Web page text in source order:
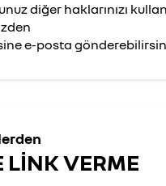
diğer haklarınızı
e-posta
LİNK VERME